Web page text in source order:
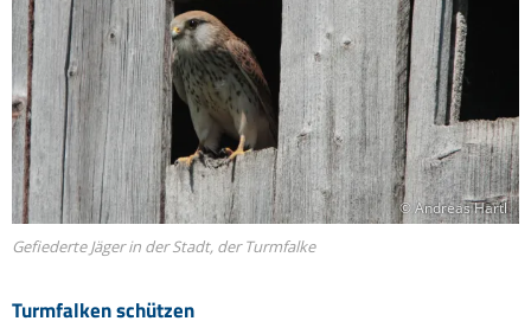
Turmfalken schützen
© Andreas Hartl
Gefiederte Jäger in der Stadt, der Turmfalke